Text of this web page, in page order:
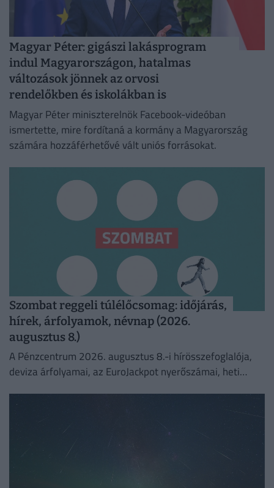
Magyar Péter: gigászi lakásprogram
indul Magyarországon, hatalmas
változások jönnek az orvosi
rendelőkben és iskolákban is
Magyar Péter miniszterelnök Facebook-videóban
ismertette, mire fordítaná a kormány a Magyarország
számára hozzáférhetővé vált uniós forrásokat.
Szombat reggeli túlélőcsomag: időjárás,
hírek, árfolyamok, névnap (2026.
augusztus 8.)
A Pénzcentrum 2026. augusztus 8.-i hírösszefoglalója,
deviza árfolyamai, az EuroJackpot nyerőszámai, heti